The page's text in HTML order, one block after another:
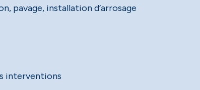
pavage, installation d’arrosage
interventions